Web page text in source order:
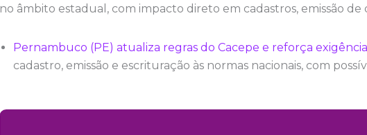
no âmbito estadual, com impacto direto em cadastros, emissão
Pernambuco (PE) atualiza regras do Cacepe e reforça
cadastro, emissão e escrituração às normas nacionais, com